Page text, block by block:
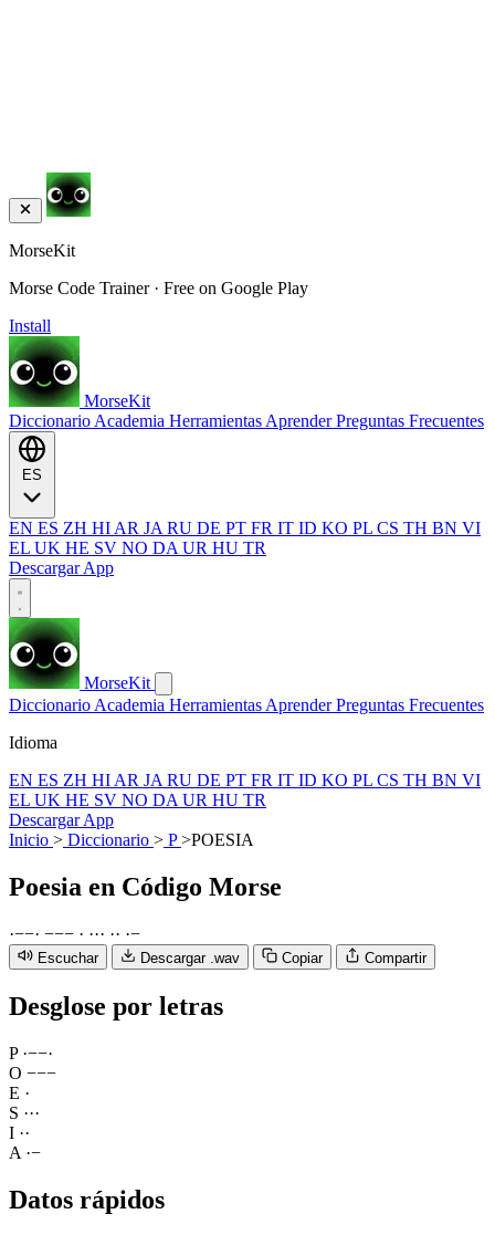
MorseKit
Morse Code Trainer · Free on Google Play
Install
MorseKit
Diccionario Academia Herramientas AprenderPreguntas Frecuentes
EN ES ZH HI AR JA RU DE PT FR IT ID KO PL CS TH BN VI
EL UK HE SV NO DA UR HU TR
Descargar App
MorseKit
Diccionario Academia Herramientas AprenderPreguntas Frecuentes
Idioma
EN ES ZH HI AR JA RU DE PT FR IT ID KO PL CS TH BN VI
EL UK HE SV NO DA UR HU TR
Descargar App
Inicio > Diccionario > P>POESIA
Poesia en Código Morse
·−−· −−− · ··· ·· ·−
Escuchar Descargar .wav Copiar Compartir
Desglose por letras
P ·−−·
O −−−
E ·
S ···
I ··
A ·−
Datos rápidos